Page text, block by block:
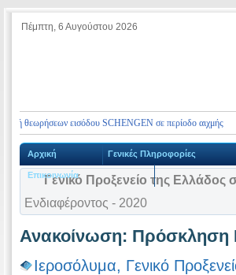
Πέμπτη, 6 Αυγούστου 2026
θεωρήσεων εισόδου SCHENGEN σε περίοδο αιχμής
Αρχική Γενικές Πληροφορίες
Επικοινωνία
Γενικό Προξενείο της Ελλάδος
Ενδιαφέροντος - 2020
Ανακοίνωση: Πρόσκληση
Ιεροσόλυμα, Γενικό